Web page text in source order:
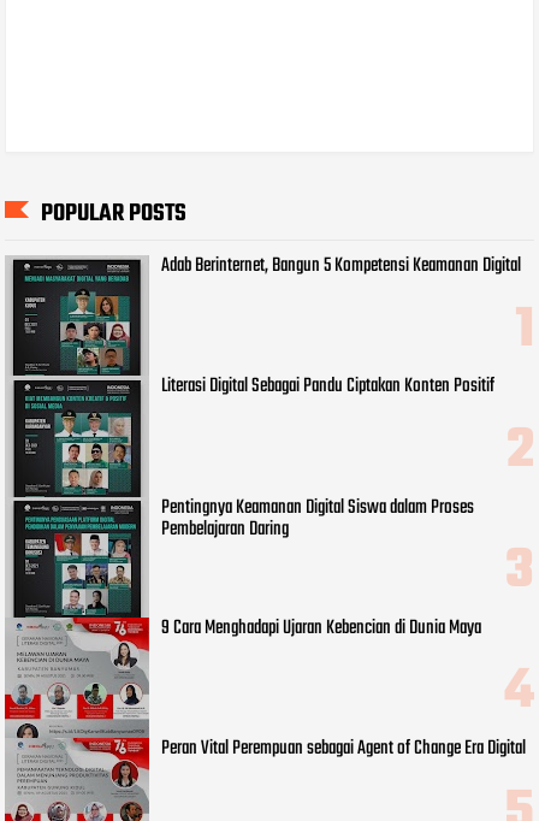
POPULAR POSTS
Adab Berinternet, Bangun 5 Kompetensi Keamanan Digital
Literasi Digital Sebagai Pandu Ciptakan Konten Positif
Pentingnya Keamanan Digital Siswa dalam Proses
Pembelajaran Daring
9 Cara Menghadapi Ujaran Kebencian di Dunia Maya
Peran Vital Perempuan sebagai Agent of Change Era Digital